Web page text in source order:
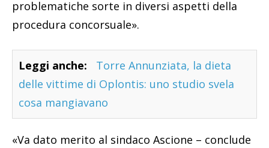
problematiche sorte in diversi aspetti della
procedura concorsuale».
Leggi anche:
Torre Annunziata, la dieta
delle vittime di Oplontis: uno studio svela
cosa mangiavano
«Va dato merito al sindaco Ascione – conclude